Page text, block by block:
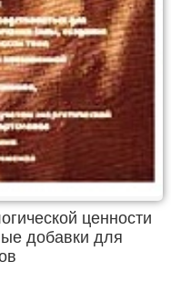
ценности
добавки для